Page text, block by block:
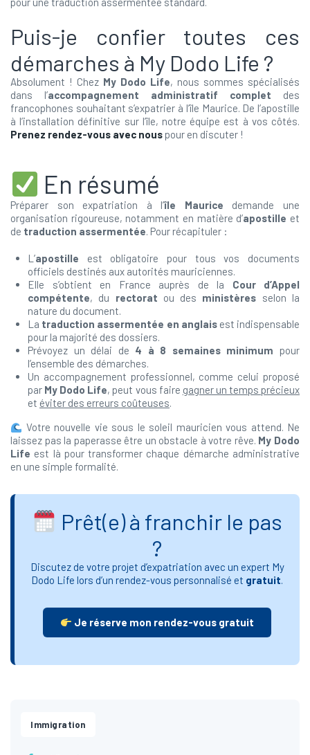
Puis-je confier toutes ces
démarches à My Dodo Life ?
Absolument ! Chez My Dodo Life, nous sommes spécialisés
dans l’accompagnement administratif complet des
francophones souhaitant s’expatrier à l’île Maurice. De l’apostille
à l’installation définitive sur l’île, notre équipe est à vos côtés.
Prenez rendez-vous avec nous pour en discuter !
En résumé
Préparer son expatriation à l’île Maurice demande une
organisation rigoureuse, notamment en matière d’apostille et
de traduction assermentée. Pour récapituler :
L’apostille est obligatoire pour tous vos documents
officiels destinés aux autorités mauriciennes.
Elle s’obtient en France auprès de la Cour d’Appel
compétente, du rectorat ou des ministères selon la
nature du document.
La traduction assermentée en anglaisest indispensable
pour la majorité des dossiers.
Prévoyez un délai de 4 à 8 semaines minimum pour
l’ensemble des démarches.
Un accompagnement professionnel, comme celui proposé
par My Dodo Life, peut vous faire gagner un temps précieux
et éviter des erreurs coûteuses.
Votre nouvelle vie sous le soleil mauricien vous attend. Ne
laissez pas la paperasse être un obstacle à votre rêve. My Dodo
Life est là pour transformer chaque démarche administrative
en une simple formalité.
Prêt(e) à franchir le pas
?
Discutez de votre projet d’expatriation avec un expert My
Dodo Life lors d’un rendez-vous personnalisé et gratuit.
Je réserve mon rendez-vous gratuit
Immigration